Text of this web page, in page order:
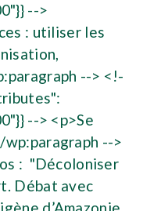
-->
: utiliser les
--> <!-
--> <p>Se
-->
: "Décoloniser
Débat avec
d’Amazonie,